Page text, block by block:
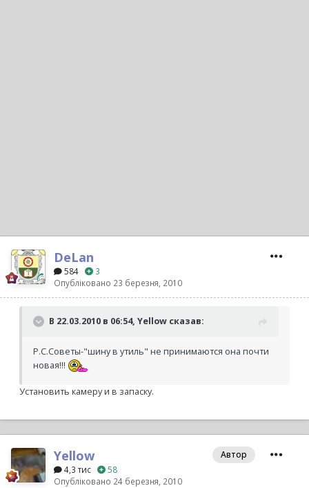
DeLan
584
3
Опубліковано 23 березня, 2010
В 22.03.2010 в 06:54, Yellow сказав:
Р.С.Советы-"шину в утиль" не принимаются она почти
новая!!!
Установить камеру и в запаску.
Yellow
4,3 тис
58
Опубліковано 24 березня, 2010
Автор